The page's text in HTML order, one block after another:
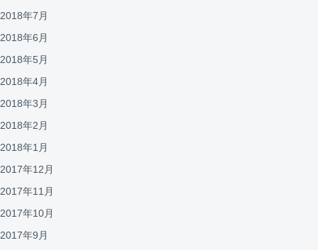
2018年7月
2018年6月
2018年5月
2018年4月
2018年3月
2018年2月
2018年1月
2017年12月
2017年11月
2017年10月
2017年9月